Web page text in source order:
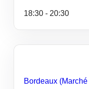
18:30 - 20:30
Bordeaux